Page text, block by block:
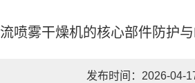
喷雾干燥机的核心部件防护
发布时间：2026-04-